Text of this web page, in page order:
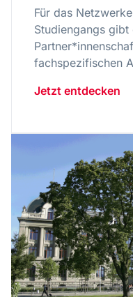
Für das
Studiengangs gibt
fachspezifischen
Jetzt entdecken